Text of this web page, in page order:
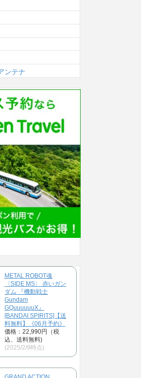
ンテナ
METAL ROBOT魂
〈SIDE MS〉 赤いガン
ダム 『機動戦士
Gundam
GQuuuuuuX』
[BANDAI SPIRITS]【送
料無料】《06月予約》
価格：22,990円（税
込、送料無料)
(2025/2/9時点)